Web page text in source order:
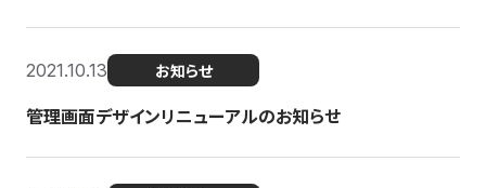
2021.10.13 お知らせ
管理画面デザインリニューアルのお知らせ